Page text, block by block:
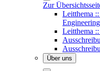
Zur
Leitthema
Leitthema
Über uns